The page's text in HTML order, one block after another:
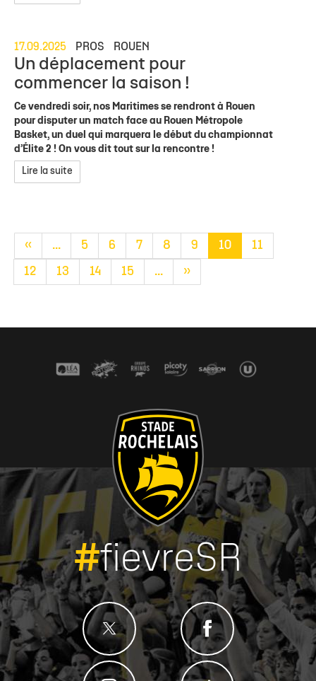
17.09.2025 PROS ROUEN
Un déplacement pour
commencer la saison !
Ce vendredi soir, nos Maritimes se rendront à Rouen
pour disputer un match face au Rouen Métropole
Basket, un duel qui marquera le début du championnat
d’Élite 2 ! On vous dit tout sur la rencontre !
Lire la suite
« ... 5 6 7 8 9 10 11
12 13 14 15 ... »
#fievreSR